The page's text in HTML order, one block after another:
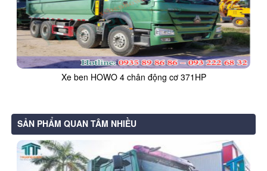
Xe ben HOWO 4 chân động cơ 371HP
SẢN PHẨM QUAN TÂM NHIỀU